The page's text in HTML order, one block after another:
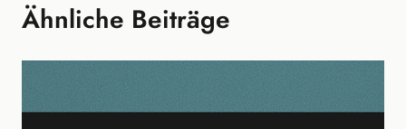
Ähnliche Beiträge